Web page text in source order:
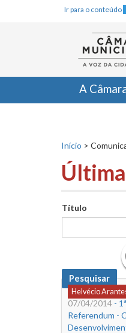
Ir para o conteúdo
A
Início >
Título
Pesquisar
Helvécio
07/04/2014 -
Referendum -